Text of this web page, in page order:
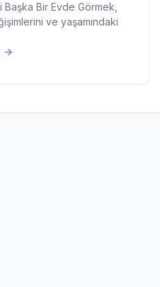
Başka Bir Evde Görmek,
ve yaşamındaki
→